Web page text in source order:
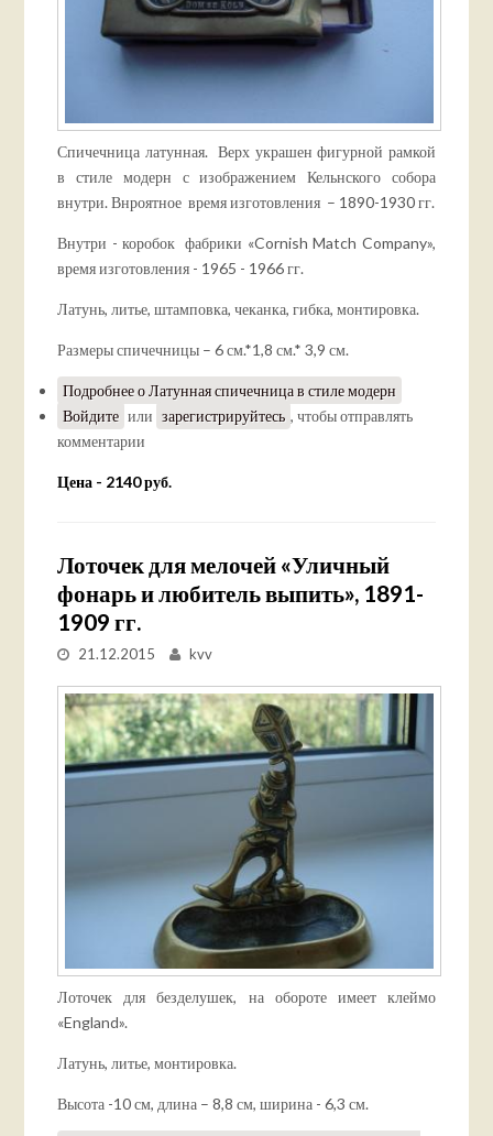
Спичечница латунная. Верх украшен фигурной рамкой
в стиле модерн с изображением Кельнского собора
внутри. Внроятное время изготовления – 1890-1930 гг.
Внутри - коробок фабрики «Cornish Match Company»,
время изготовления - 1965 - 1966 гг.
Латунь, литье, штамповка, чеканка, гибка, монтировка.
Размеры спичечницы – 6 см.*1,8 см.* 3,9 см.
Подробнеео Латунная спичечница в стиле модерн
Войдите или зарегистрируйтесь , чтобы отправлять
комментарии
Цена - 2140 руб.
Лоточек для мелочей «Уличный
фонарь и любитель выпить», 1891-
1909 гг.
21.12.2015 kvv
Лоточек для безделушек, на обороте имеет клеймо
«England».
Латунь, литье, монтировка.
Высота -10 см, длина – 8,8 см, ширина - 6,3 см.